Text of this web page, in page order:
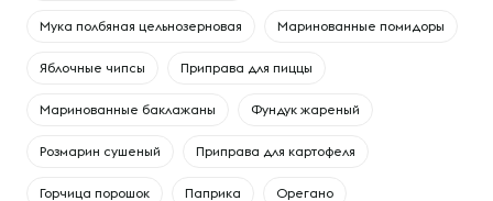
Мука полбяная цельнозерновая Маринованные помидоры
Яблочные чипсы Приправа для пиццы
Маринованные баклажаны Фундук жареный
Розмарин сушеный Приправа для картофеля
Горчица порошок Паприка Орегано